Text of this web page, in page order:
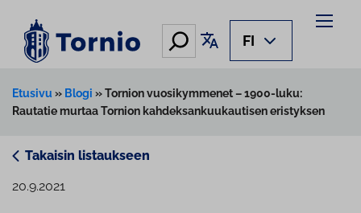
sisältöön
Hae Käännä sivu
FI
Etusivu » Blogi »Tornion vuosikymmenet – 1900-luku:
Rautatie murtaa Tornion kahdeksankuukautisen eristyksen
Takaisin listaukseen
20.9.2021